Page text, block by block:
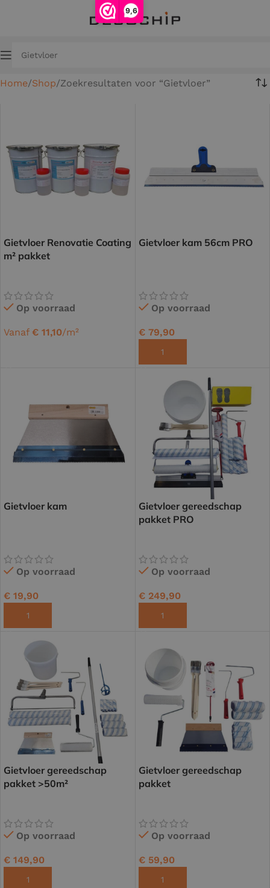
9,6
Home Shop Zoekresultaten voor “Gietvloer”
Gietvloer Renovatie Coating
m² pakket
Op voorraad
Vanaf € 11,10/m²
Gietvloer kam 56cm PRO
Op voorraad
€79,90
Gietvloer kam
Op voorraad
€ 19,90
Gietvloer gereedschap
pakket PRO
Op voorraad
€249,90
Gietvloer gereedschap
pakket >50m²
Op voorraad
€ 149,90
Gietvloer gereedschap
pakket
Op voorraad
€59,90